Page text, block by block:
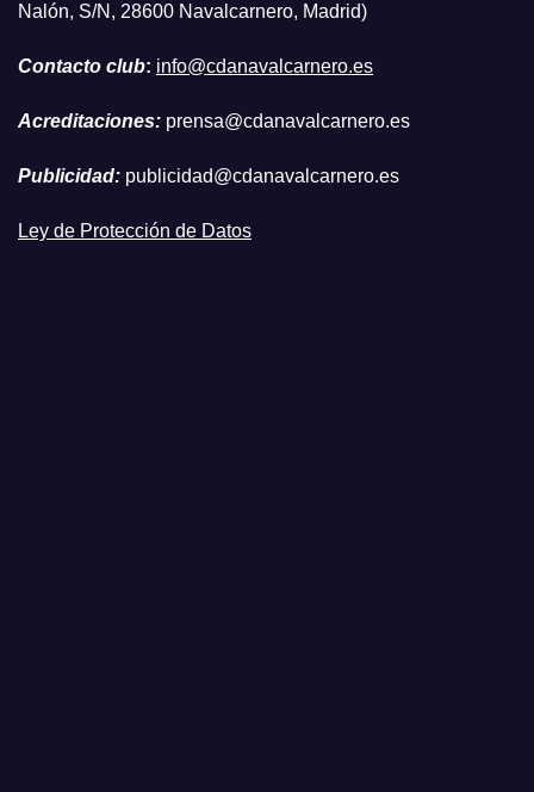
Nalón, S/N, 28600 Navalcarnero, Madrid)
Contacto club: info@cdanavalcarnero.es
Acreditaciones: prensa@cdanavalcarnero.es
Publicidad: publicidad@cdanavalcarnero.es
Ley de Protección de Datos